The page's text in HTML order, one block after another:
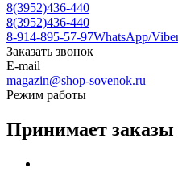
8(3952)436-440
8(3952)436-440
8-914-895-57-97WhatsApp/
Заказать звонок
E-mail
magazin@shop-sovenok.ru
Режим работы
Принимает заказы